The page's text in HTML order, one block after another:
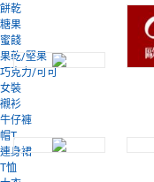
餅乾
糖果
蜜餞
果乾/堅果
巧克力/可可
女裝
襯衫
牛仔褲
帽T
連身裙
T恤